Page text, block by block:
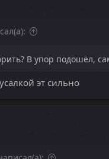
В упор подошёл,
эт сильно